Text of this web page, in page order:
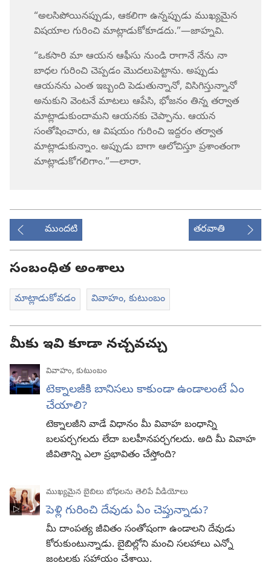
“అలసిపోయినప్పుడు, ఆకలిగా ఉన్నప్పుడు ముఖ్యమైన
విషయాల గురించి మాట్లాడుకోకూడదు.”—జాహ్నవి.
“ఒకసారి మా ఆయన ఆఫీసు నుండి రాగానే నేను నా
బాధల గురించి చెప్పడం మొదలుపెట్టాను. అప్పుడు
ఆయనను ఎంత ఇబ్బంది పెడుతున్నానో, విసిగిస్తున్నానో
అనుకుని వెంటనే మాటలు ఆపేసి, భోజనం తిన్న తర్వాత
మాట్లాడుకుందామని ఆయనకు చెప్పాను. ఆయన
సంతోషించారు, ఆ విషయం గురించి ఇద్దరం తర్వాత
మాట్లాడుకున్నాం. అప్పుడు బాగా ఆలోచిస్తూ ప్రశాంతంగా
మాట్లాడుకోగలిగాం.”—లారా.
ముందటి తరవాతి
సంబంధిత అంశాలు
మాట్లాడుకోవడం వివాహం, కుటుంబం
మీకు ఇవి కూడా నచ్చవచ్చు
వివాహం, కుటుంబం
టెక్నాలజీకి బానిసలు కాకుండా ఉండాలంటే ఏం
చేయాలి?
టెక్నాలజీని వాడే విధానం మీ వివాహ బంధాన్ని
బలపర్చగలదు లేదా బలహీనపర్చగలదు. అది మీ వివాహ
జీవితాన్ని ఎలా ప్రభావితం చేస్తోంది?
ముఖ్యమైన బైబిలు బోధలను తెలిపే వీడియోలు
పెళ్లి గురించి దేవుడు ఏం చెప్తున్నాడు?
మీ దాంపత్య జీవితం సంతోషంగా ఉండాలని దేవుడు
కోరుకుంటున్నాడు. బైబిల్లోని మంచి సలహాలు ఎన్నో
జంటలకు సహాయం చేశాయి.